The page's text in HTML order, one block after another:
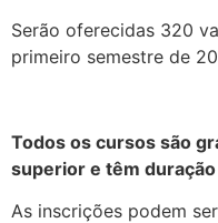
Serão oferecidas 320
primeiro semestre de
Todos os cursos são
superior e têm
As inscrições podem